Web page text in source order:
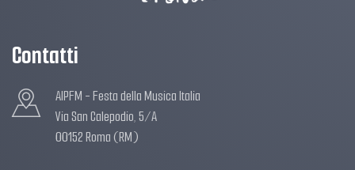
Contatti
AIPFM - Festa della Musica Italia
Via San Calepodio, 5/A
00152 Roma (RM)